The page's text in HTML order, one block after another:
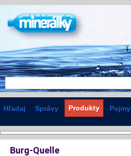
Hľadaj Správy Produkty Pojmy
Burg-Quelle